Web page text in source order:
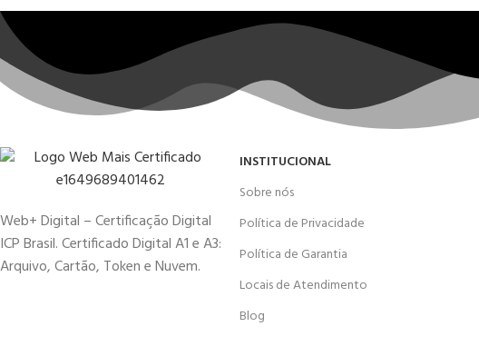
Web+ Digital – Certificação Digital
ICP Brasil. Certificado Digital A1 e A3:
Arquivo, Cartão, Token e Nuvem.
INSTITUCIONAL
Sobre nós
Política de Privacidade
Política de Garantia
Locais de Atendimento
Blog